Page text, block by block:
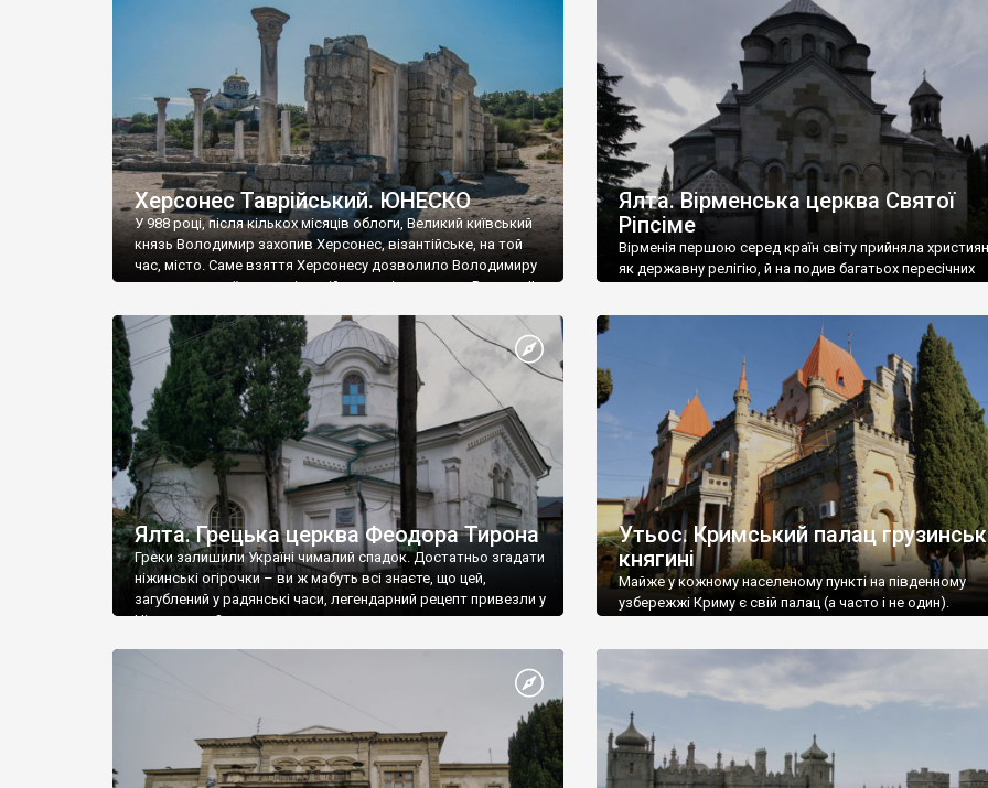
візантійської доби. Раритети викрадені з фондів об’єкту
культурної спадщини ЮНЕСКО «Херсонеса Таврійського».
Офіційно – на виставку «Золото Візантії», але експерти та
влада в Україні вважають це лише […]
називаються «повстяками» (postaki)…” “Вино. Крим
виробляє відмінне вино і його вдосталь: воно все
легке біле і дуже […]
Херсонес Таврійський. ЮНЕСКО
У 988 році, після кількох місяців облоги, Великий київський
князь Володимир захопив Херсонес, візантійське, на той
час, місто. Саме взяття Херсонесу дозволило Володимиру
диктувати свої умови візантійському імператору Василю ІІ,
Херсонесі Володимир-язичник, став Василем-
християнином. А потім було Хрещення Русі. На честь
Херсонесу Таврійського названо місто […]
Ялта. Вірменська церква Святої
Ріпсіме
Вірменія першою серед країн світу прийняла
як державну релігію, й на подив багатьох пересічних
Ялта. Грецька церква Феодора Тирона
Греки залишили Україні чималий спадок. Достатньо згадати
ніжинські огірочки – ви ж мабуть всі знаєте, що цей,
загублений у радянські часи, легендарний рецепт привезли у
Ніжин греки?
Утьос. Кримський палац
княгині
Майже у кожному населеному пункті на південному
узбережжі Криму є свій палац (а часто і не один).